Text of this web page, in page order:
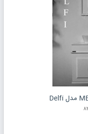
درخواست قیمت محصول